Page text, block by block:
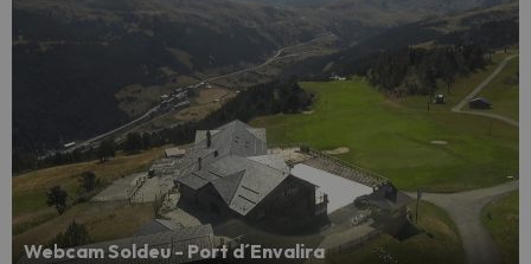
Webcam Soldeu - Port d´Envalira